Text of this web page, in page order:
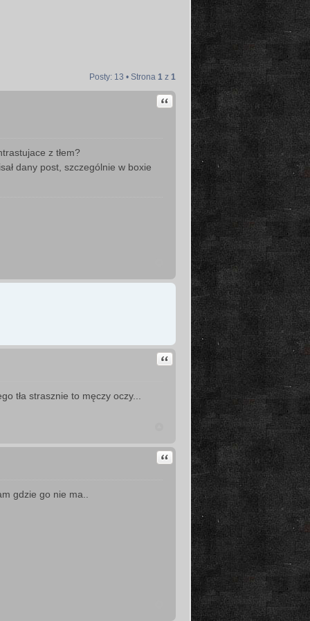
Posty: 13 • Strona 1 z 1
Cytuj
z tłem?
dany post, szczególnie w boxie
Cytuj
tła strasznie to męczy oczy...
Cytuj
gdzie go nie ma..